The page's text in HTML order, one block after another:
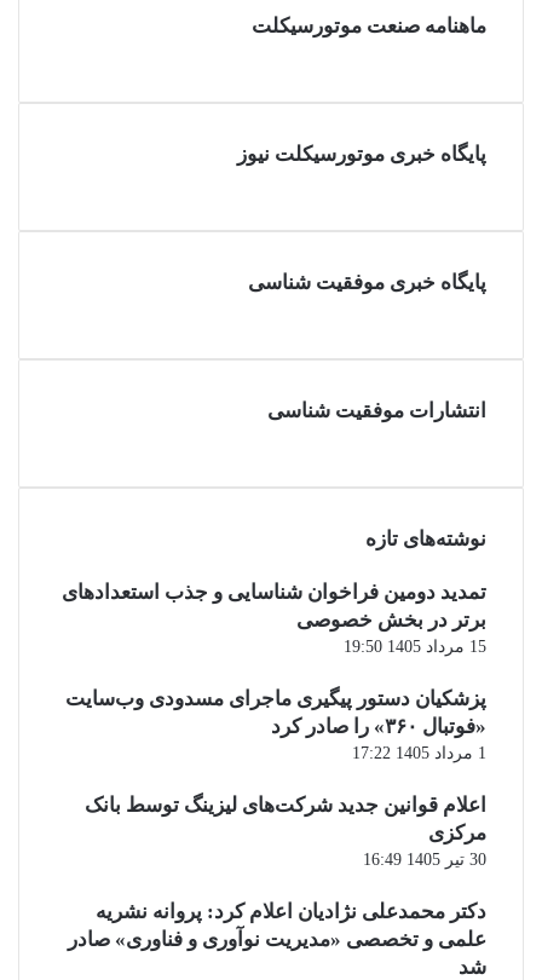
ماهنامه صنعت موتورسیکلت
پایگاه خبری موتورسیکلت نیوز
پایگاه خبری موفقیت شناسی
انتشارات موفقیت شناسی
نوشته‌های تازه
تمدید دومین فراخوان شناسایی و جذب استعدادهای
برتر در بخش خصوصی
15 مرداد 1405 19:50
پزشکیان دستور پیگیری ماجرای مسدودی وب‌سایت
«فوتبال ۳۶۰» را صادر کرد
1 مرداد 1405 17:22
اعلام قوانین جدید شرکت‌های لیزینگ توسط بانک
مرکزی
30 تیر 1405 16:49
دکتر محمدعلی نژادیان اعلام کرد: پروانه نشریه
علمی و تخصصی «مدیریت نوآوری و فناوری» صادر
شد